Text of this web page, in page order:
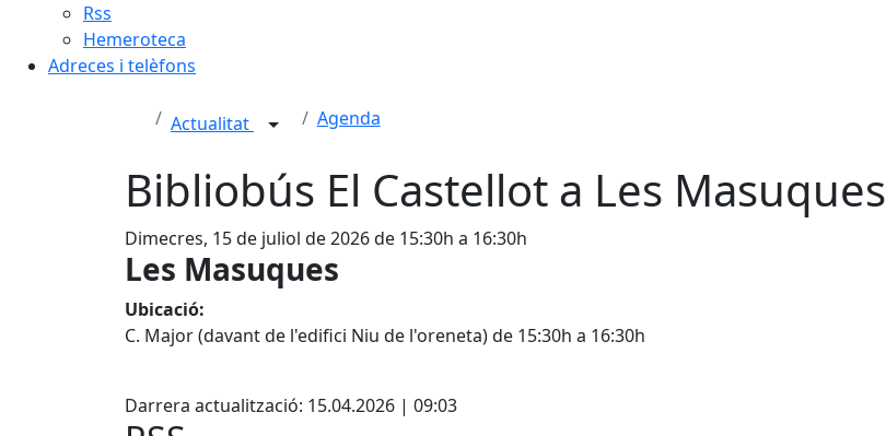
Rss
Hemeroteca
Adreces i telèfons
Actualitat Agenda
Bibliobús El Castellot a Les Masuques
Dimecres, 15 de juliol de 2026 de 15:30h a 16:30h
Les Masuques
Ubicació:
C. Major (davant de l'edifici Niu de l'oreneta) de 15:30h a 16:30h
Darrera actualització: 15.04.2026 | 09:03